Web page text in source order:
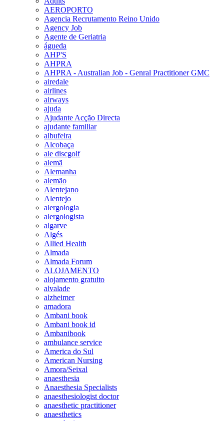
AEROPORTO
Agencia Recrutamento Reino Unido
Agency Job
Agente de Geriatria
águeda
AHP'S
AHPRA
AHPRA - Australian Job - Genral Practitioner GMC
airedale
airlines
airways
ajuda
Ajudante Acção Directa
ajudante familiar
albufeira
Alcobaça
ale discgolf
alemã
Alemanha
alemão
Alentejano
Alentejo
alergologia
alergologista
algarve
Algés
Allied Health
Almada
Almada Forum
ALOJAMENTO
alojamento gratuito
alvalade
alzheimer
amadora
Ambani book
Ambani book id
Ambanibook
ambulance service
America do Sul
American Nursing
Amora/Seixal
anaesthesia
Anaesthesia Specialists
anaesthesiologist doctor
anaesthetic practitioner
anaesthetics